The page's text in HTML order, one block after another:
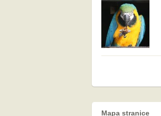
Mapa stranice